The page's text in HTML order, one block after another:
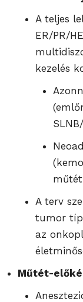
A teljes
ER/PR/
kezelés
A terv
tumor
az
Műtét-